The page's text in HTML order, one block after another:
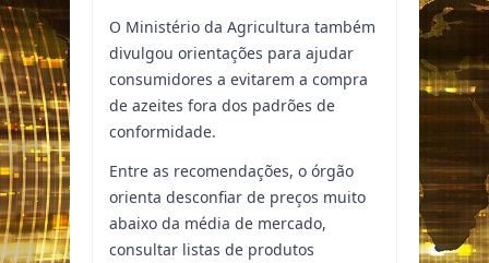
O Ministério da Agricultura também
divulgou orientações para ajudar
consumidores a evitarem a compra
de azeites fora dos padrões de
conformidade.
Entre as recomendações, o órgão
orienta desconfiar de preços muito
abaixo da média de mercado,
consultar listas de produtos